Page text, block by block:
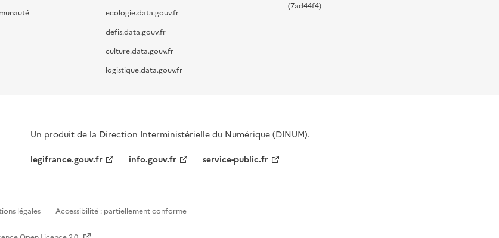
ecologie.data.gouv.fr
defis.data.gouv.fr
culture.data.gouv.fr
logistique.data.gouv.fr
(7ad44f4)
Un produit de la Direction Interministérielle du Numérique (DINUM).
legifrance.gouv.fr
info.gouv.fr service-public.fr
légales Accessibilité : partiellement conforme